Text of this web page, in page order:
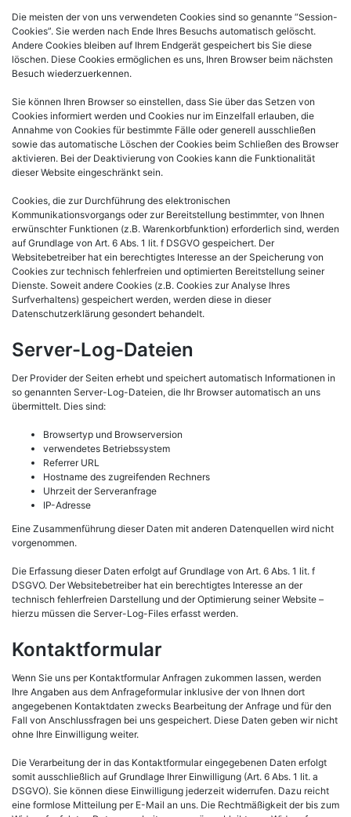
Die meisten der von uns verwendeten Cookies sind so genannte “Session-
Cookies”. Sie werden nach Ende Ihres Besuchs automatisch gelöscht.
Andere Cookies bleiben auf Ihrem Endgerät gespeichert bis Sie diese
löschen. Diese Cookies ermöglichen es uns, Ihren Browser beim nächsten
Besuch wiederzuerkennen.
Sie können Ihren Browser so einstellen, dass Sie über das Setzen von
Cookies informiert werden und Cookies nur im Einzelfall erlauben, die
Annahme von Cookies für bestimmte Fälle oder generell ausschließen
sowie das automatische Löschen der Cookies beim Schließen des Browser
aktivieren. Bei der Deaktivierung von Cookies kann die Funktionalität
dieser Website eingeschränkt sein.
Cookies, die zur Durchführung des elektronischen
Kommunikationsvorgangs oder zur Bereitstellung bestimmter, von Ihnen
erwünschter Funktionen (z.B. Warenkorbfunktion) erforderlich sind, werden
auf Grundlage von Art. 6 Abs. 1 lit. f DSGVO gespeichert. Der
Websitebetreiber hat ein berechtigtes Interesse an der Speicherung von
Cookies zur technisch fehlerfreien und optimierten Bereitstellung seiner
Dienste. Soweit andere Cookies (z.B. Cookies zur Analyse Ihres
Surfverhaltens) gespeichert werden, werden diese in dieser
Datenschutzerklärung gesondert behandelt.
Server-Log-Dateien
Der Provider der Seiten erhebt und speichert automatisch Informationen in
so genannten Server-Log-Dateien, die Ihr Browser automatisch an uns
übermittelt. Dies sind:
Browsertyp und Browserversion
verwendetes Betriebssystem
Referrer URL
Hostname des zugreifenden Rechners
Uhrzeit der Serveranfrage
IP-Adresse
Eine Zusammenführung dieser Daten mit anderen Datenquellen wird nicht
vorgenommen.
Die Erfassung dieser Daten erfolgt auf Grundlage von Art. 6 Abs. 1 lit. f
DSGVO. Der Websitebetreiber hat ein berechtigtes Interesse an der
technisch fehlerfreien Darstellung und der Optimierung seiner Website –
hierzu müssen die Server-Log-Files erfasst werden.
Kontaktformular
Wenn Sie uns per Kontaktformular Anfragen zukommen lassen, werden
Ihre Angaben aus dem Anfrageformular inklusive der von Ihnen dort
angegebenen Kontaktdaten zwecks Bearbeitung der Anfrage und für den
Fall von Anschlussfragen bei uns gespeichert. Diese Daten geben wir nicht
ohne Ihre Einwilligung weiter.
Die Verarbeitung der in das Kontaktformular eingegebenen Daten erfolgt
somit ausschließlich auf Grundlage Ihrer Einwilligung (Art. 6 Abs. 1 lit. a
DSGVO). Sie können diese Einwilligung jederzeit widerrufen. Dazu reicht
eine formlose Mitteilung per E-Mail an uns. Die Rechtmäßigkeit der bis zum